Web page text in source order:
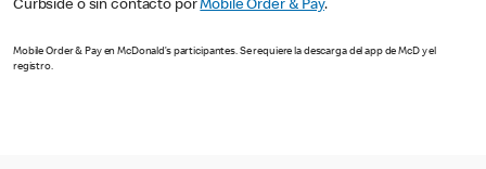
Curbside o sin contacto porMobile Order & Pay.
Mobile Order & Pay en McDonald’s participantes. Se requiere la descarga del app de McD y el
registro.